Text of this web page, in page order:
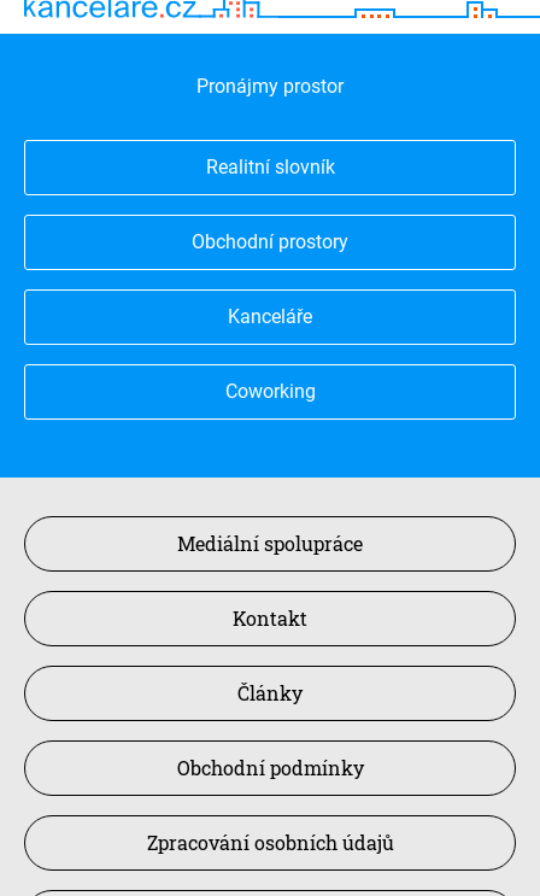
Pronájmy prostor
Realitní slovník
Obchodní prostory
Kanceláře
Coworking
Mediální spolupráce
Kontakt
Články
Obchodní podmínky
Zpracování osobních údajů